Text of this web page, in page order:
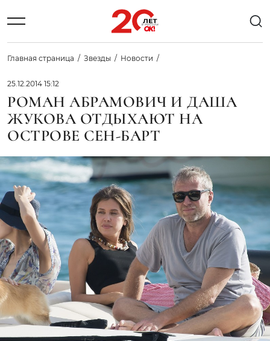
Главная страница Звезды Новости
25.12.2014 15:12
РОМАН АБРАМОВИЧ И ДАША
ЖУКОВА ОТДЫХАЮТ НА
ОСТРОВЕ СЕН-БАРТ